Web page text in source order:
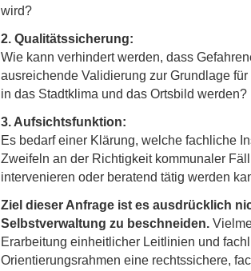
wird?
2. Qualitätssicherung:
Wie kann verhindert werden, dass
ausreichende Validierung zur Grundlage
in das Stadtklima und das Ortsbild werden?
3. Aufsichtsfunktion:
Es bedarf einer Klärung, welche fachliche
Zweifeln an der Richtigkeit kommunaler
intervenieren oder beratend tätig werden
Ziel dieser Anfrage ist es ausdrücklich
Selbstverwaltung zu beschneiden.
Erarbeitung einheitlicher Leitlinien und
Orientierungsrahmen eine rechtssichere,